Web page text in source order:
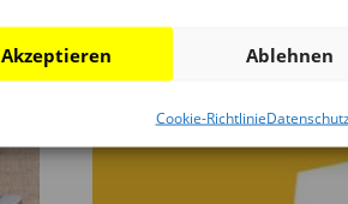
Akzeptieren Ablehnen
Cookie-Richtlinie